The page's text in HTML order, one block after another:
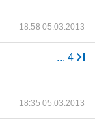
18:58 05.03.2013
... 4
18:35 05.03.2013